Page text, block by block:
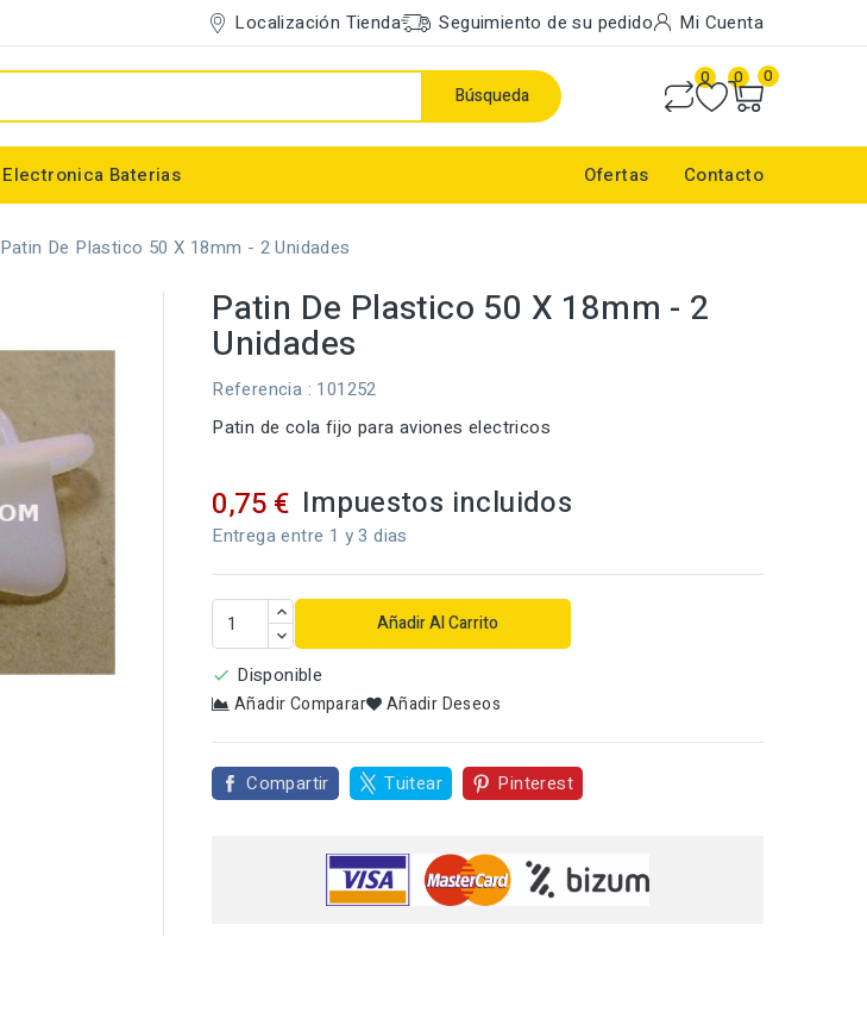
Localización Tienda Seguimiento de su pedido Mi Cuenta
Búsqueda
0 0 0
Electronica Baterias Ofertas Contacto
Patin De Plastico 50 X 18mm - 2 Unidades
Patin De Plastico 50 X 18mm - 2
Unidades
Referencia : 101252
Patin de cola fijo para aviones electricos
0,75 € Impuestos incluidos
Entrega entre 1 y 3 dias
Añadir Al Carrito
 Disponible
Añadir Comparar Añadir Deseos
Compartir Tuitear Pinterest